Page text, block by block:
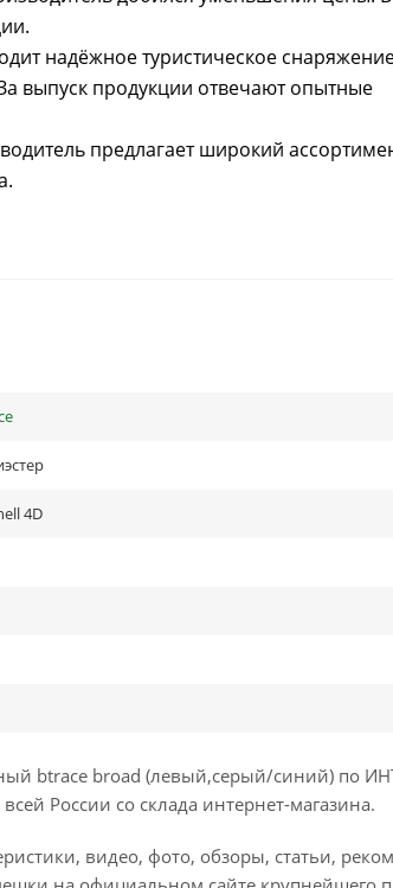
надёжное туристическое
выпуск продукции отвечают опытные
предлагает широкий
4D
btrace broad (левый,серый/синий) по
России со склада интернет-магазина.
видео, фото, обзоры, статьи,